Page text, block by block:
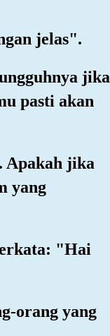
jelas".
jika
pasti akan
Apakah jika
yang
"Hai
orang yang